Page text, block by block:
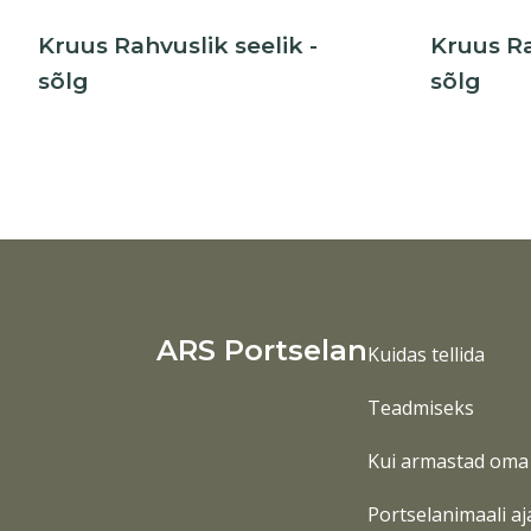
Kruus Rahvuslik seelik -
sõlg
Kruus
sõlg
ARS PortselanKuidas tellida
Teadmiseks
Kui armastad
Portselanimaali